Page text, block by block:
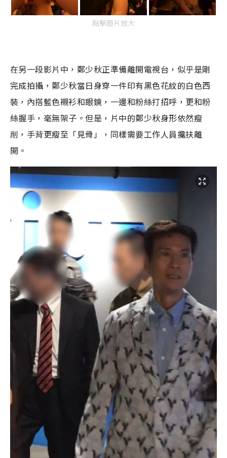
點擊圖片放大
在另一段影片中，鄭少秋正準備離開電視台，似乎是剛
完成拍攝，鄭少秋當日身穿一件印有黑色花紋的白色西
裝，內搭藍色襯衫和眼鏡，一邊和粉絲打招呼，更和粉
絲握手，毫無架子。但是，片中的鄭少秋身形依然瘦
削，手背更瘦至「見骨」，同樣需要工作人員攙扶離
開。